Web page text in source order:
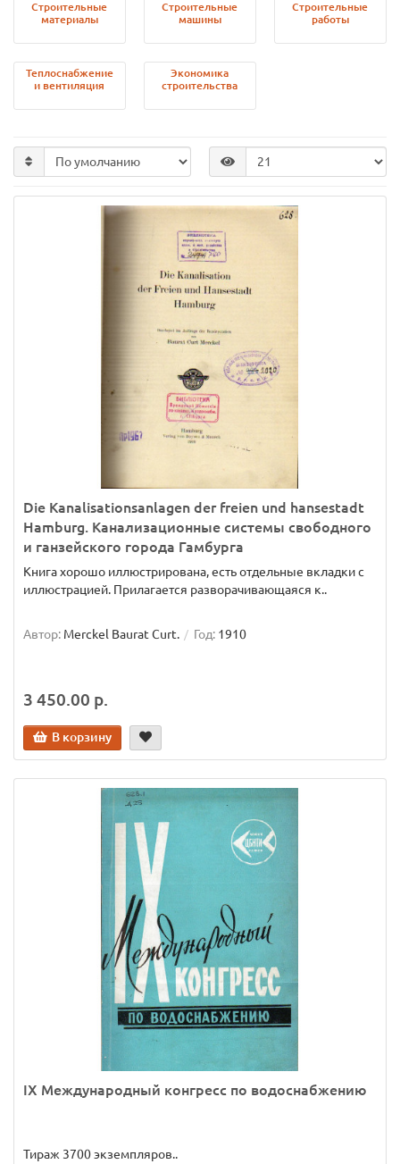
Строительные
материалы
Строительные
машины
Строительные
работы
Теплоснабжение
и вентиляция
Экономика
строительства
Die Kanalisationsanlagen der freien und hansestadt
Hamburg. Канализационные системы свободного
и ганзейского города Гамбурга
Книга хорошо иллюстрирована, есть отдельные вкладки с
иллюстрацией. Прилагается разворачивающаяся к..
Автор: Merckel Baurat Curt. Год: 1910
3 450.00 р.
В корзину
IX Международный конгресс по водоснабжению
Тираж 3700 экземпляров..